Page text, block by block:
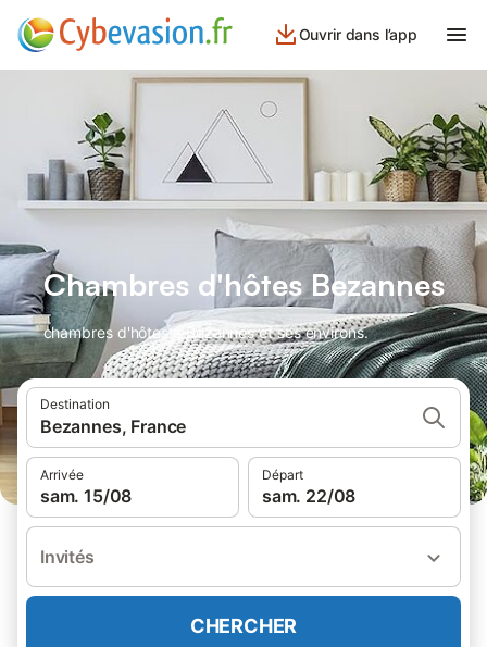
Ouvrir dans l’app
Chambres d'hôtes Bezannes
chambres d'hôtes à Bezannes et ses environs.
Destination
Bezannes, France
Arrivée
sam. 15/08
Départ
sam. 22/08
Invités
CHERCHER